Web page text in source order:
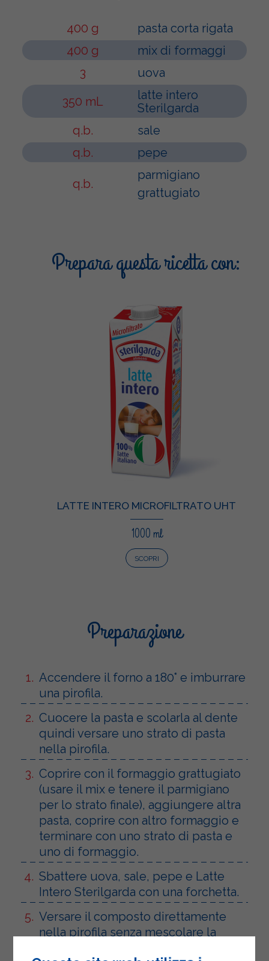
400 g
pasta corta rigata
400 g
mix di formaggi
3
uova
350 mL
latte intero
Sterilgarda
q.b.
sale
q.b.
pepe
q.b.
parmigiano
grattugiato
Prepara questa ricetta con:
LATTE INTERO MICROFILTRATO UHT
1000 ml
SCOPRI
Preparazione
Accendere il forno a 180° e imburrare
una pirofila.
Cuocere la pasta e scolarla al dente
quindi versare uno strato di pasta
nella pirofila.
Coprire con il formaggio grattugiato
(usare il mix e tenere il parmigiano
per lo strato finale), aggiungere altra
pasta, coprire con altro formaggio e
terminare con uno strato di pasta e
uno di formaggio.
Sbattere uova, sale, pepe e Latte
Intero Sterilgarda con una forchetta.
Versare il composto direttamente
nella pirofila senza mescolare la